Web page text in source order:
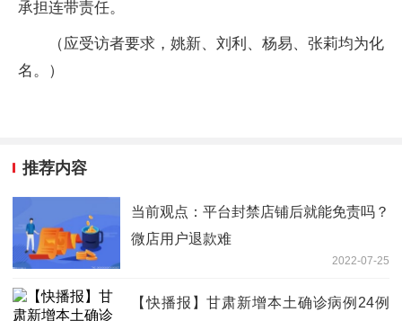
承担连带责任。
（应受访者要求，姚新、刘利、杨易、张莉均为化
名。）
推荐内容
当前观点：平台封禁店铺后就能免责吗？
微店用户退款难
2022-07-25
【快播报】甘肃新增本土确诊病例24例